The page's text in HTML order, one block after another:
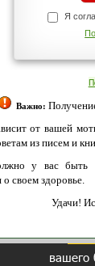
Я
Получение
от вашей
из писем и книг.
у вас быть -
здоровье.
Удачи!
обработка
с нашей
вашего